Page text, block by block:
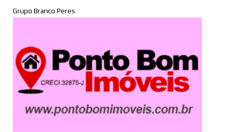
Grupo Branco Peres